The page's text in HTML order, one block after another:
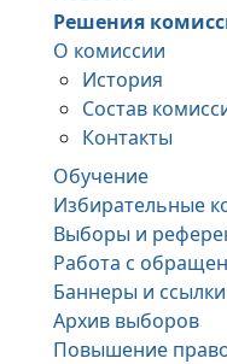
Решения
О комиссии
История
Состав
Контакты
Обучение
Избирательные
Выборы и
Работа с
Баннеры и ссылки
Архив выборов
Повышение